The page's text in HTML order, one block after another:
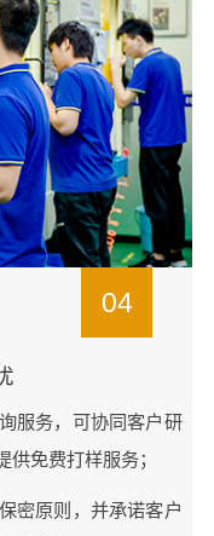
04
服务，可协同客户研
免费打样服务；
密原则，并承诺客户